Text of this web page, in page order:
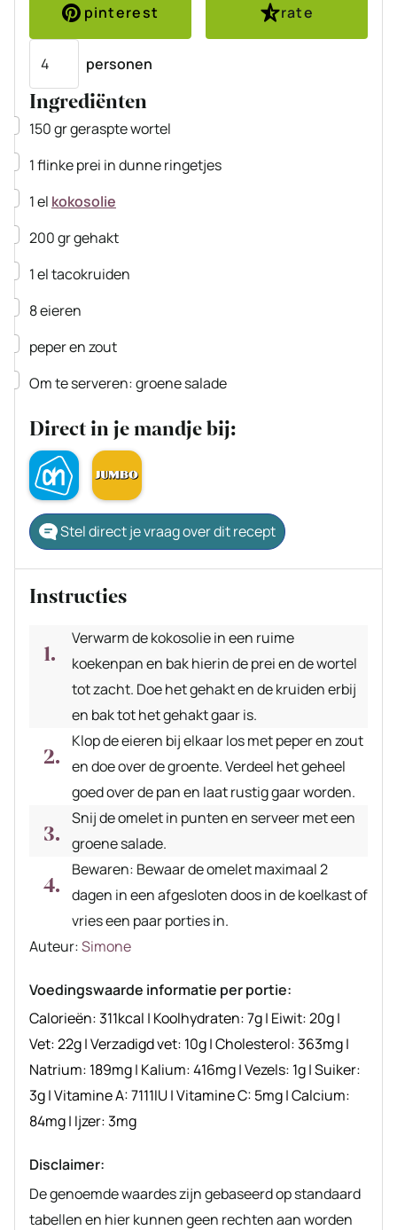
pinterest
rate
personen
Ingrediënten
▢
150grgeraspte wortel
▢
1flinke prei in dunne ringetjes
▢
1el kokosolie
▢
200grgehakt
▢
1eltacokruiden
▢
8eieren
▢
peper en zout
▢
Om te serveren: groene salade
Direct in je mandje bij:
Stel direct je vraag over dit recept
Instructies
Verwarm de kokosolie in een ruime
koekenpan en bak hierin de prei en de wortel
tot zacht. Doe het gehakt en de kruiden erbij
en bak tot het gehakt gaar is.
Klop de eieren bij elkaar los met peper en zout
en doe over de groente. Verdeel het geheel
goed over de pan en laat rustig gaar worden.
Snij de omelet in punten en serveer met een
groene salade.
Bewaren: Bewaar de omelet maximaal 2
dagen in een afgesloten doos in de koelkast of
vries een paar porties in.
Auteur
Auteur:Simone
Voedingswaarde informatie per portie:
Calorieën:311kcal | Koolhydraten:7g| Eiwit:20g|
Vet:22g|Verzadigd vet: 10g|Cholesterol:363mg|
Natrium: 189mg| Kalium:416mg|Vezels: 1g|Suiker:
3g|Vitamine A:7111IU|Vitamine C: 5mg|Calcium:
84mg| Ijzer:3mg
Disclaimer:
De genoemde waardes zijn gebaseerd op standaard
tabellen en hier kunnen geen rechten aan worden